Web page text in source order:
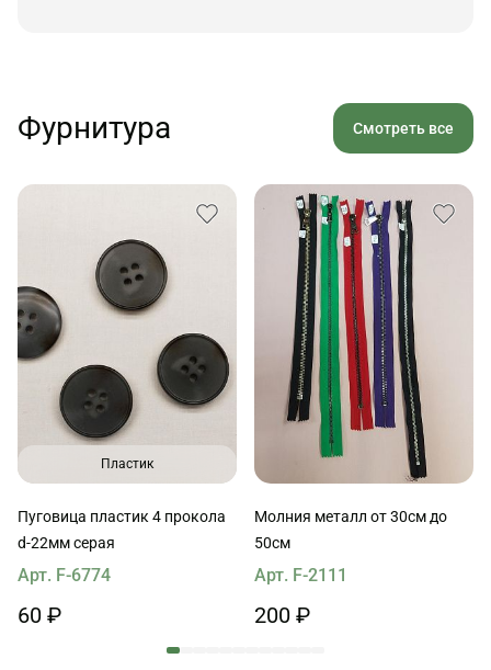
Фурнитура Смотреть все
Пластик
Пуговица пластик 4 прокола
d-22мм серая
Арт. F-6774
60 ₽
Молния металл от 30см до
50см
Арт. F-2111
200 ₽